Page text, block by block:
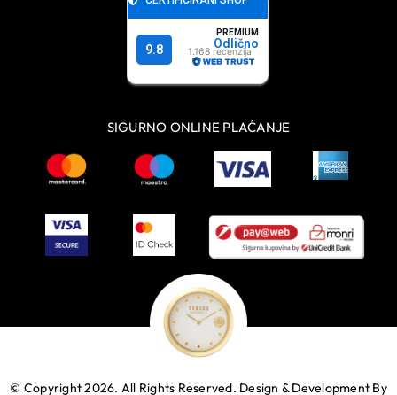
SIGURNO ONLINE PLAĆANJE
© Copyright 2026. All Rights Reserved. Design & Development By